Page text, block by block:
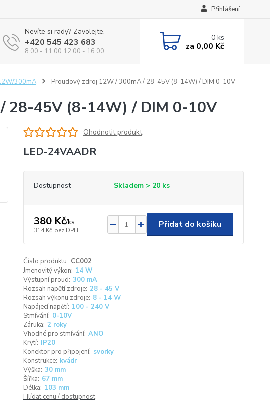
Přihlášení
Nevíte si rady? Zavolejte.
+420 545 423 683
8:00 - 11:00 12:00 - 16:00
0ks
za 0,00 Kč
300mA Proudový zdroj 12W / 300mA / 28-45V (8-14W) / DIM 0-10V
28-45V (8-14W) / DIM 0-10V
Ohodnotit produkt
LED-24VAADR
Dostupnost Skladem > 20 ks
380 Kč/ks
314 Kč bez DPH
Přidat do košíku
Číslo produktu: CC002
Jmenovitý výkon: 14 W
Výstupní proud: 300 mA
Rozsah napětí zdroje: 28 - 45 V
Rozsah výkonu zdroje: 8 - 14 W
Napájecí napětí: 100 - 240 V
Stmívání: 0-10V
Záruka: 2 roky
Vhodné pro stmívání: ANO
Krytí: IP20
Konektor pro připojení: svorky
Konstrukce: kvádr
Výška: 30 mm
Šířka: 67 mm
Délka: 103 mm
Hlídat cenu / dostupnost